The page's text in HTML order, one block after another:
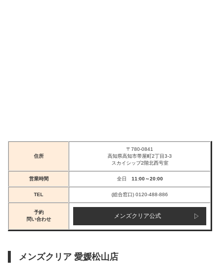
住所
〒780-0841
高知県高知市帯屋町2丁目3-3
スカイシップ2階北西号室
営業時間 全日 11:00～20:00
TEL (総合窓口) 0120-488-886
予約
問い合わせ
メンズクリア公式
メンズクリア 愛媛松山店